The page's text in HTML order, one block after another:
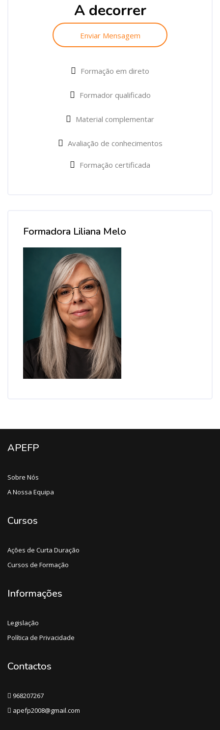
A decorrer
Enviar Mensagem
Formação em direto
Formador qualificado
Material complementar
Avaliação de conhecimentos
Formação certificada
Ignorar Formadora Liliana Melo
Formadora Liliana Melo
APEFP
Sobre Nós
A Nossa Equipa
Cursos
Ações de Curta Duração
Cursos de Formação
Informações
Legislação
Política de Privacidade
Contactos
968207267
apefp2008@gmail.com